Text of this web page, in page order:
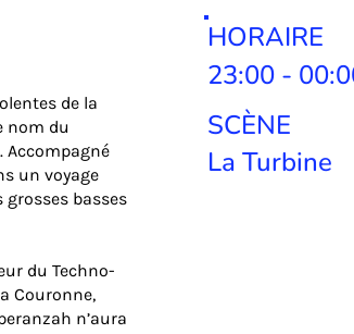
de la
nom du
Accompagné
un voyage
basses
du Techno-
Couronne,
n’aura
HORAIRE
23:00 -
SCÈNE
La Turbine